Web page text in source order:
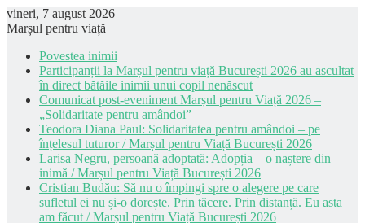
vineri, 7 august 2026
Marșul pentru viață
Povestea inimii
Participanții la Marșul pentru viață București 2026 au ascultat
în direct bătăile inimii unui copil nenăscut
Comunicat post-eveniment Marșul pentru Viață 2026 –
„Solidaritate pentru amândoi”
Teodora Diana Paul: Solidaritatea pentru amândoi – pe
înțelesul tuturor / Marșul pentru Viață București 2026
Larisa Negru, persoană adoptată: Adopția – o naștere din
inimă / Marșul pentru Viață București 2026
Cristian Budău: Să nu o împingi spre o alegere pe care
sufletul ei nu și-o dorește. Prin tăcere. Prin distanță. Eu asta
am făcut / Marșul pentru Viață București 2026